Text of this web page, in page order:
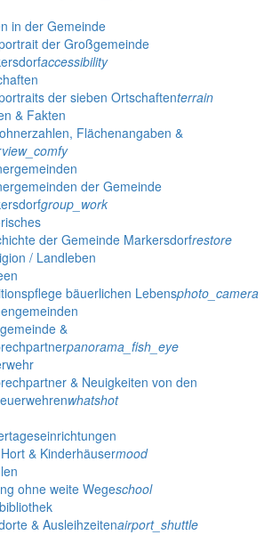
in der Gemeinde
der Großgemeinde
accessibility
der sieben Ortschaftenterrain
& Fakten
Flächenangaben &
view_comfy
der Gemeinde
group_work
der Gemeinde Markersdorfrestore
/ Landleben
bäuerlichen Lebensphoto_camera
&
panorama_fish_eye
& Neuigkeiten von den
whatshot
& Kinderhäusermood
ohne weite Wegeschool
& Ausleihzeitenairport_shuttle